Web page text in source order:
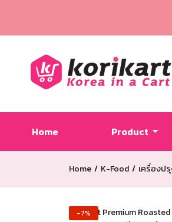
Home Product
Home K-Food เครื่องป
-7%